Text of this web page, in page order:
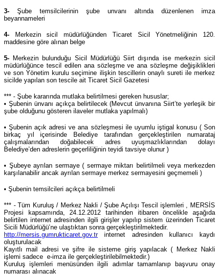
3- Şube temsilcilerinin şube unvanı altında düzenlenen imza
beyannameleri
4- Merkezin sicil müdürlüğünden Ticaret Sicil Yönetmeliğinin 120.
maddesine göre alınan belge
5- Merkezin bulunduğu Sicil Müdürlüğü Siirt dışında ise merkezin sicil
müdürlüğünce tescil edilen ana sözleşme ve ana sözleşme değişiklikleri
ve son Yönetim kurulu seçimine ilişkin tescillerin onaylı sureti ile merkez
sicilde yapılan son tescile ait Ticaret Sicil Gazetesi
*** - Şube kararında mutlaka belirtilmesi gereken hususlar;
• Şubenin ünvanı açıkça belirtilecek (Mevcut ünvanına Siirt’te yerleşik bir
şube olduğunu gösteren ilaveler mutlaka yapılmalı)
• Şubenin açık adresi ve ana sözleşmesi ile uyumlu iştigal konusu ( Son
birkaç yıl içerisinde Belediye tarafından gerçekleştirilen numarataj
çalışmalarından doğabilecek adres uyuşmazlıklarından dolayı
Belediye’den adreslerin geçerliliğinin teyidi tavsiye olunur )
• Şubeye ayrılan sermaye ( sermaye miktarı belirtilmeli veya merkezden
karşılanabilir ancak ayrılan sermaye merkez sermayesini geçmemeli )
• Şubenin temsilcileri açıkça belirtilmeli
*** - Tüm Kuruluş / Merkez Nakli / Şube Açılışı Tescil işlemleri , MERSİS
Projesi kapsamında, 24.12.2012 tarihinden itibaren öncelikle aşağıda
belirtilen internet adresinden ilgili girişler yapılıp sistem üzerinden Ticaret
Sicili Müdürlüğü’ne ulaştıktan sonra gerçekleştirilmektedir.
http://mersis.gumrukticaret.gov.trinternet adresinden kullanıcı kaydı
oluşturulacak
Kayıtlı mail adresi ve şifre ile sisteme giriş yapılacak ( Merkez Nakli
işlemi sadece e-imza ile gerçekleştirilebilmektedir.)
Kuruluş işlemleri menüsünden ilgili adımlar tamamlanıp başvuru onay
numarası alınacak